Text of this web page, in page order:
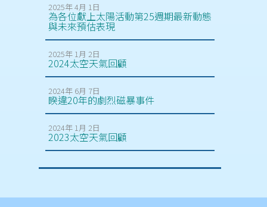
2025年 4月 1日
為各位獻上太陽活動第25週期最新動態
與未來預估表現
2025年 1月 2日
2024太空天氣回顧
2024年 6月 7日
睽違20年的劇烈磁暴事件
2024年 1月 2日
2023太空天氣回顧